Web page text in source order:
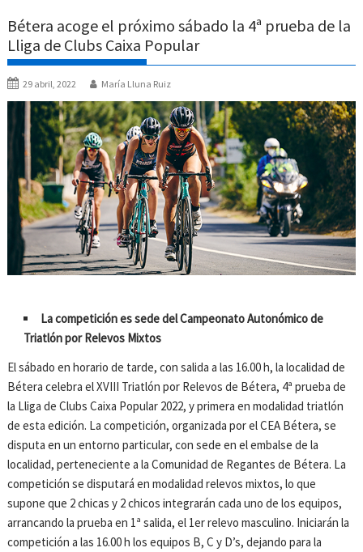
Bétera acoge el próximo sábado la 4ª prueba de la
Lliga de Clubs Caixa Popular
29 abril, 2022 María Lluna Ruiz
La competición es sede del Campeonato Autonómico de
Triatlón por Relevos Mixtos
El sábado en horario de tarde, con salida a las 16.00 h, la localidad de
Bétera celebra el XVIII Triatlón por Relevos de Bétera, 4ª prueba de
la Lliga de Clubs Caixa Popular 2022, y primera en modalidad triatlón
de esta edición. La competición, organizada por el CEA Bétera, se
disputa en un entorno particular, con sede en el embalse de la
localidad, perteneciente a la Comunidad de Regantes de Bétera. La
competición se disputará en modalidad relevos mixtos, lo que
supone que 2 chicas y 2 chicos integrarán cada uno de los equipos,
arrancando la prueba en 1ª salida, el 1er relevo masculino. Iniciarán la
competición a las 16.00 h los equipos B, C y D’s, dejando para la